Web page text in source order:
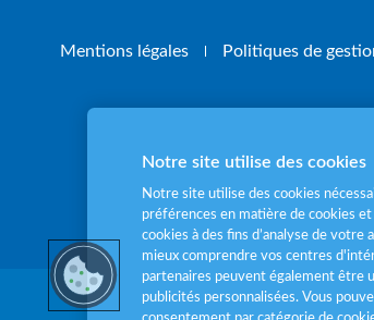
Mentions légales Politiques de
Pour
Notre site utilise des cookies
Notre site utilise des cookies
préférences en matière de cookies
cookies à des fins d’analyse de
mieux comprendre vos centres
partenaires peuvent également être
publicités personnalisées. Vous